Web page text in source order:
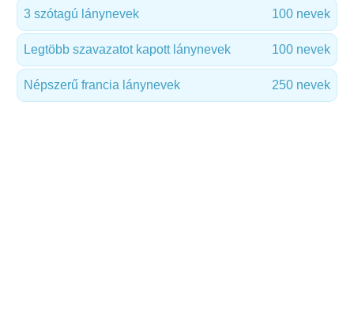
3 szótagú lánynevek 100 nevek
Legtöbb szavazatot kapott lánynevek 100 nevek
Népszerű francia lánynevek 250 nevek